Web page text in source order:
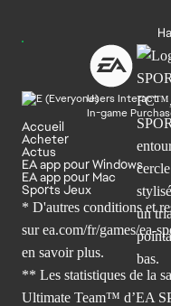
Users Interact
In-game
Accueil
Acheter
Actus
EA app pour Windows
EA app pour Mac
Sports Jeux
* D'autres conditions et
sur ea.com/fr/games/ea-
en savoir plus.
** Les statistiques de la
Ultimate Team™ d’EA